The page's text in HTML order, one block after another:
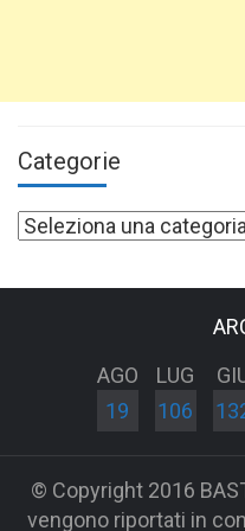
Categorie
Categorie
AGO
19
LUG
106
© Copyright 2016
vengono riportati in